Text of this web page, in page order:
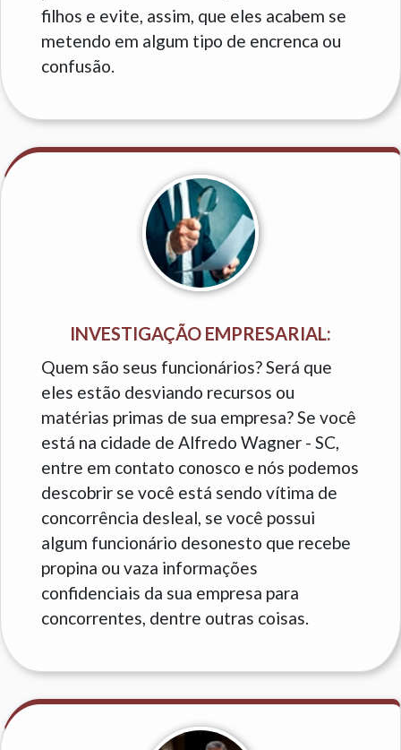
filhos e evite, assim, que eles acabem se
metendo em algum tipo de encrenca ou
confusão.
INVESTIGAÇÃO EMPRESARIAL:
Quem são seus funcionários? Será que
eles estão desviando recursos ou
matérias primas de sua empresa? Se você
está na cidade de Alfredo Wagner - SC,
entre em contato conosco e nós podemos
descobrir se você está sendo vítima de
concorrência desleal, se você possui
algum funcionário desonesto que recebe
propina ou vaza informações
confidenciais da sua empresa para
concorrentes, dentre outras coisas.